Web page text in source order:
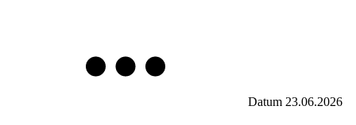
Datum 23.06.2026